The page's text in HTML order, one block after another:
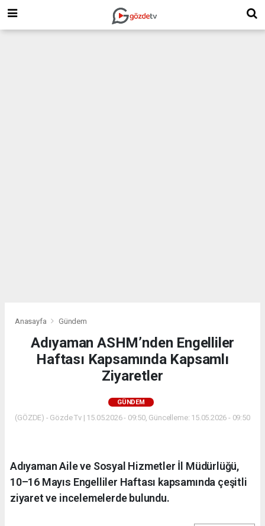
Anasayfa Gündem
Adıyaman ASHM’nden Engelliler
Haftası Kapsamında Kapsamlı
Ziyaretler
GÜNDEM
(GÖZDE) - Gözde Tv | 15.05.2026 - 09:50, Güncelleme: 15.05.2026 - 09:50
Adıyaman Aile ve Sosyal Hizmetler İl Müdürlüğü,
10–16 Mayıs Engelliler Haftası kapsamında çeşitli
ziyaret ve incelemelerde bulundu.